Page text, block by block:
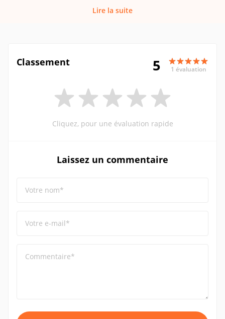
Lire la suite
Classement 5 1 évaluation
Cliquez, pour une évaluation rapide
Laissez un commentaire
Votre nom*
Votre e-mail*
Commentaire*